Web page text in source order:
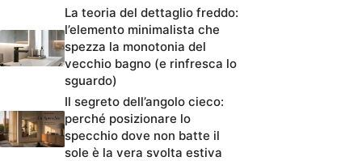
La teoria del dettaglio freddo:
l’elemento minimalista che
spezza la monotonia del
vecchio bagno (e rinfresca lo
sguardo)
Il segreto dell’angolo cieco:
perché posizionare lo
specchio dove non batte il
sole è la vera svolta estiva